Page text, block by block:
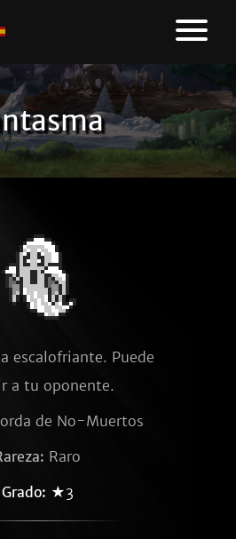
escalofriante. Puede
a tu oponente.
de No-Muertos
Raro
Grado: ★3